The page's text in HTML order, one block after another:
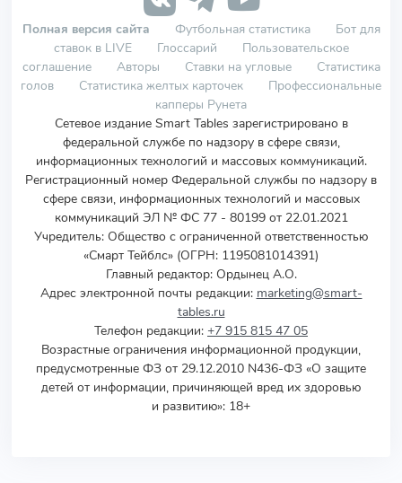
Полная версия сайта Футбольная статистика
Бот для
ставок в LIVE
Глоссарий
Пользовательское
соглашение
Авторы Ставки на угловые
Статистика
голов
Статистика желтых карточек
Профессиональные
капперы Рунета
Сетевое издание Smart Tables зарегистрировано в
федеральной службе по надзору в сфере связи,
информационных технологий и массовых коммуникаций.
Регистрационный номер Федеральной службы по надзору в
сфере связи, информационных технологий и массовых
коммуникаций ЭЛ № ФС 77 - 80199 от 22.01.2021
Учредитель: Общество с ограниченной ответственностью
«Смарт Тейблс» (ОГРН: 1195081014391)
Главный редактор: Ордынец А.О.
Адрес электронной почты редакции: marketing@smart-
tables.ru
Телефон редакции: +7 915 815 47 05
Возрастные ограничения информационной продукции,
предусмотренные ФЗ от 29.12.2010 N436-ФЗ «О защите
детей от информации, причиняющей вред их здоровью
и развитию»: 18+